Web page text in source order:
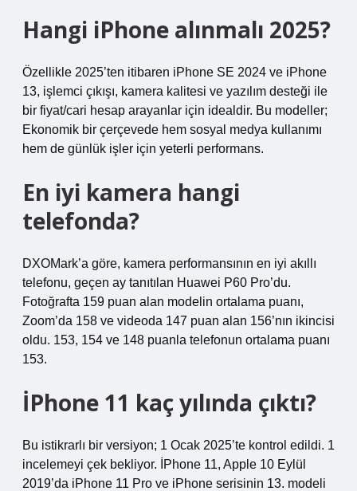
Hangi iPhone alınmalı 2025?
Özellikle 2025’ten itibaren iPhone SE 2024 ve iPhone
13, işlemci çıkışı, kamera kalitesi ve yazılım desteği ile
bir fiyat/cari hesap arayanlar için idealdir. Bu modeller;
Ekonomik bir çerçevede hem sosyal medya kullanımı
hem de günlük işler için yeterli performans.
En iyi kamera hangi
telefonda?
DXOMark’a göre, kamera performansının en iyi akıllı
telefonu, geçen ay tanıtılan Huawei P60 Pro’du.
Fotoğrafta 159 puan alan modelin ortalama puanı,
Zoom’da 158 ve videoda 147 puan alan 156’nın ikincisi
oldu. 153, 154 ve 148 puanla telefonun ortalama puanı
153.
İPhone 11 kaç yılında çıktı?
Bu istikrarlı bir versiyon; 1 Ocak 2025’te kontrol edildi. 1
incelemeyi çek bekliyor. İPhone 11, Apple 10 Eylül
2019’da iPhone 11 Pro ve iPhone serisinin 13. modeli